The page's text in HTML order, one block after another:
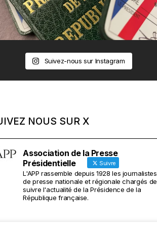
Suivez-nous sur Instagram
NOUS SUR X
Association de la Presse
Présidentielle
Suivre
L'APP rassemble depuis 1928 les journalistes
de presse nationale et régionale chargés de
suivre l'actualité de la Présidence de la
République française.